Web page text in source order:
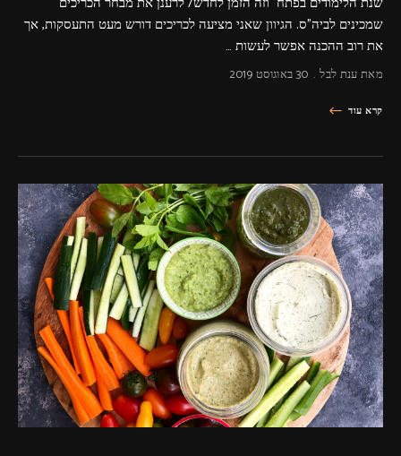
שמכינים לביה"ס. הגיוון שאני מציעה לכריכים דורש מעט התעסקות, אך
את רוב ההכנה אפשר לעשות …
מאתענת לבל 30 באוגוסט 2019
קרא עוד